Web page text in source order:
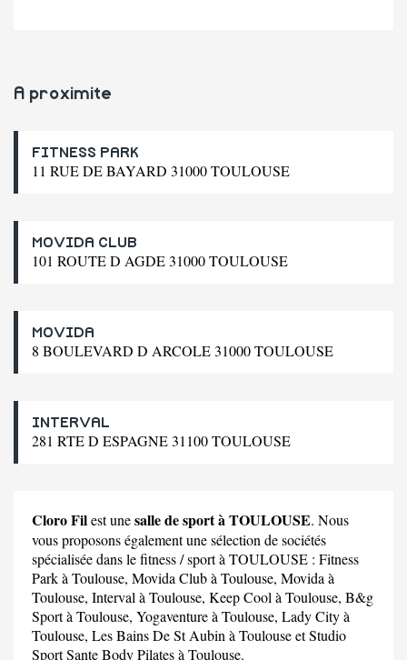
A proximite
FITNESS PARK
11 RUE DE BAYARD 31000 TOULOUSE
MOVIDA CLUB
101 ROUTE D AGDE 31000 TOULOUSE
MOVIDA
8 BOULEVARD D ARCOLE 31000 TOULOUSE
INTERVAL
281 RTE D ESPAGNE 31100 TOULOUSE
Cloro Filest unesalle de sport à TOULOUSE. Nous
vous proposons également une sélection de sociétés
spécialisée dans le fitness / sport à TOULOUSE : Fitness
Parkà Toulouse, Movida Clubà Toulouse, Movida à
Toulouse, Interval à Toulouse, Keep Cool à Toulouse, B&g
Sportà Toulouse, Yogaventureà Toulouse, Lady Cityà
Toulouse, Les Bains De St Aubin à Toulouse etStudio
Sport Sante Body Pilatesà Toulouse.